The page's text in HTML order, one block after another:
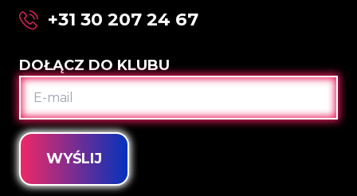
+31 30 207 24 67
DOŁĄCZ DO KLUBU
E-
MAIL
WYŚLIJ